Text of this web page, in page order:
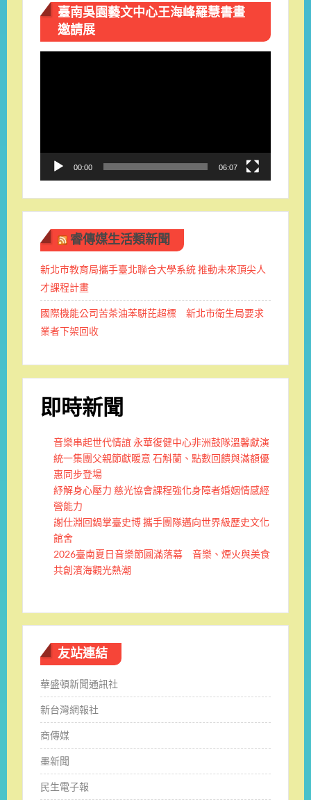
臺南吳園藝文中心王海峰羅慧書畫
邀請展
00:00 06:07
睿傳媒生活類新聞
新北市教育局攜手臺北聯合大學系統 推動未來頂尖人
才課程計畫
國際機能公司苦茶油苯駢芘超標 新北市衛生局要求
業者下架回收
即時新聞
音樂串起世代情誼 永華復健中心非洲鼓隊溫馨獻演
統一集團父親節獻暖意 石斛蘭、點數回饋與滿額優
惠同步登場
紓解身心壓力 慈光協會課程強化身障者婚姻情感經
營能力
謝仕淵回鍋掌臺史博 攜手團隊邁向世界級歷史文化
館舍
2026臺南夏日音樂節圓滿落幕 音樂、煙火與美食
共創濱海觀光熱潮
友站連結
華盛頓新聞通訊社
新台灣網報社
商傳媒
墨新聞
民生電子報